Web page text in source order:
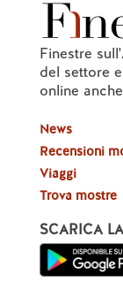
Finestre
del settore
online
News
Recensioni
Viaggi
Trova mostre
SCARICA